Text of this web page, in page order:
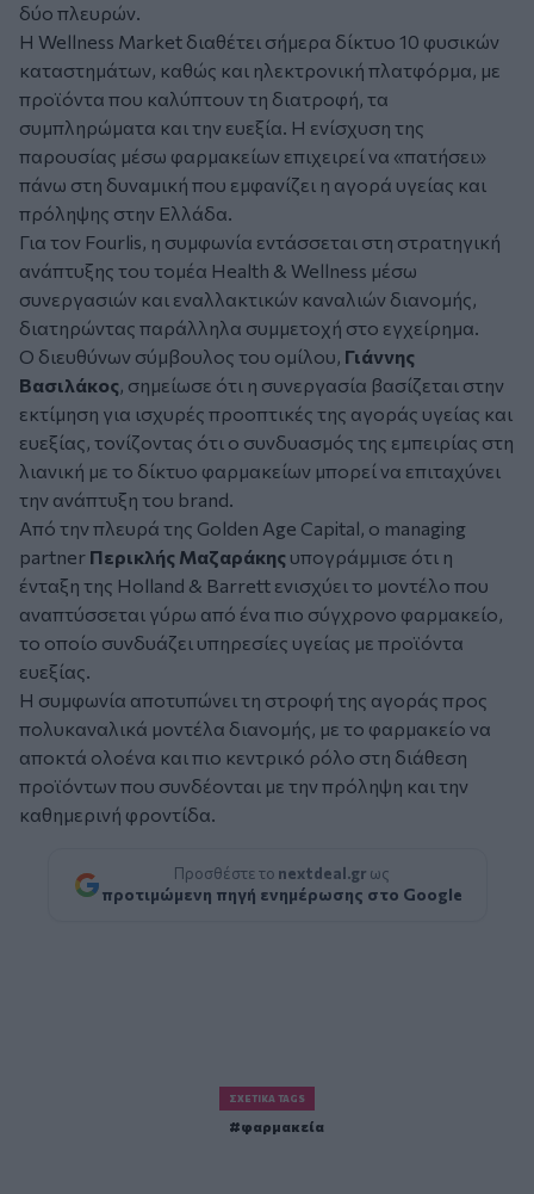
δύο πλευρών.
Η Wellness Market διαθέτει σήμερα δίκτυο 10 φυσικών
καταστημάτων, καθώς και ηλεκτρονική πλατφόρμα, με
προϊόντα που καλύπτουν τη διατροφή, τα
συμπληρώματα και την ευεξία. Η ενίσχυση της
παρουσίας μέσω φαρμακείων επιχειρεί να «πατήσει»
πάνω στη δυναμική που εμφανίζει η αγορά υγείας και
πρόληψης στην Ελλάδα.
Για τον Fourlis, η συμφωνία εντάσσεται στη στρατηγική
ανάπτυξης του τομέα Health & Wellness μέσω
συνεργασιών και εναλλακτικών καναλιών διανομής,
διατηρώντας παράλληλα συμμετοχή στο εγχείρημα.
Ο διευθύνων σύμβουλος του ομίλου, Γιάννης
Βασιλάκος, σημείωσε ότι η συνεργασία βασίζεται στην
εκτίμηση για ισχυρές προοπτικές της αγοράς υγείας και
ευεξίας, τονίζοντας ότι ο συνδυασμός της εμπειρίας στη
λιανική με το δίκτυο φαρμακείων μπορεί να επιταχύνει
την ανάπτυξη του brand.
Από την πλευρά της Golden Age Capital, ο managing
partner Περικλής Μαζαράκης υπογράμμισε ότι η
ένταξη της Holland & Barrett ενισχύει το μοντέλο που
αναπτύσσεται γύρω από ένα πιο σύγχρονο φαρμακείο,
το οποίο συνδυάζει υπηρεσίες υγείας με προϊόντα
ευεξίας.
Η συμφωνία αποτυπώνει τη στροφή της αγοράς προς
πολυκαναλικά μοντέλα διανομής, με το φαρμακείο να
αποκτά ολοένα και πιο κεντρικό ρόλο στη διάθεση
προϊόντων που συνδέονται με την πρόληψη και την
καθημερινή φροντίδα.
Προσθέστε το nextdeal.gr ως
προτιμώμενη πηγή ενημέρωσης στο Google
ΣΧΕΤΙΚΆ TAGS
φαρμακεία